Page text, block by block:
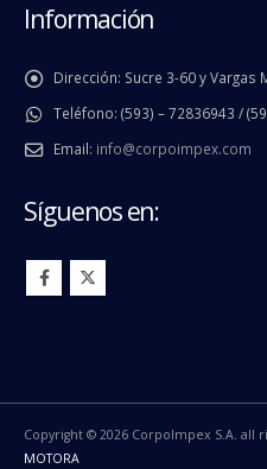
Información
Dirección: Sucre 3-60 y Vargas
Teléfono: (593) – 72836943 /
Email: info@corpoimpex.com
Síguenos en:
Copyright © 2026 CorpoImpex S.A. all
MOTORA